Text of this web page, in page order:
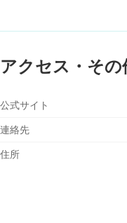
アクセス・その
公式サイト
連絡先
住所